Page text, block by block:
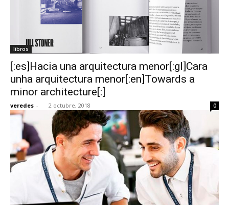
libros
[:es]Hacia una arquitectura menor[:gl]Cara
unha arquitectura menor[:en]Towards a
minor architecture[:]
veredes - 2 octubre, 2018 0